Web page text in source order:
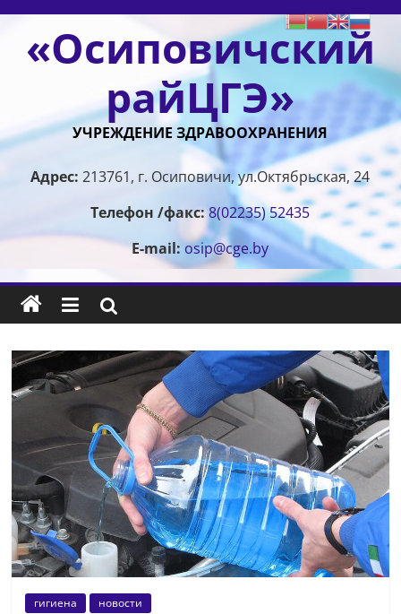
Перейти
содержимому
«Осиповичский
райЦГЭ»
УЧРЕЖДЕНИЕ ЗДРАВООХРАНЕНИЯ
Адрес: 213761, г. Осиповичи, ул.Октябрьская, 24
Телефон /факс:8(02235) 52435
E-mail: osip@cge.by
гигиена новости